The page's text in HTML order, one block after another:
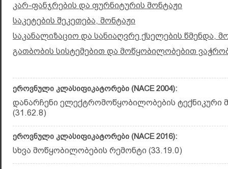
კარ-ფანჯრების და ფურნიტურის მონტაჟი
საკეტების შეკეთება, მონტაჟი
საკანალიზაციო და სანიაღვრე ქსელების წმენდა,
გათბობის სისტემებით და მოწყობილობებით
ეროვნული კლასიფიკატორები (NACE 2004):
დანარჩენი ელექტრომოწყობილობების ტექნიკური
(31.62.8)
ეროვნული კლასიფიკატორები (NACE 2016):
სხვა მოწყობილობების რემონტი (33.19.0)